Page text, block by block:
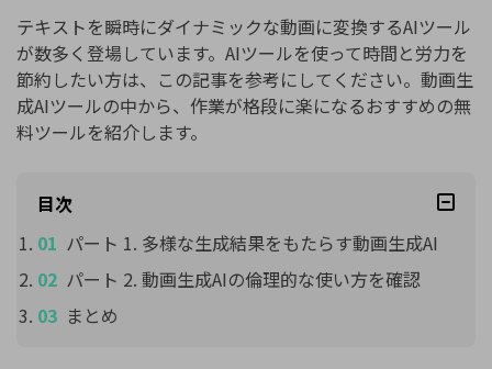
テキストを瞬時にダイナミックな動画に変換するAIツール
が数多く登場しています。AIツールを使って時間と労力を
節約したい方は、この記事を参考にしてください。動画生
成AIツールの中から、作業が格段に楽になるおすすめの無
料ツールを紹介します。
目次
パート 1. 多様な生成結果をもたらす動画生成AI
パート 2. 動画生成AIの倫理的な使い方を確認
まとめ